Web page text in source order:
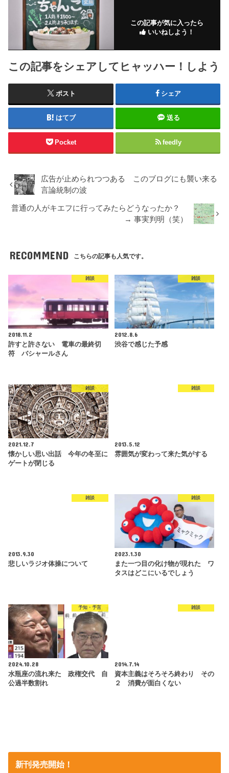
この記事が気に入ったら
いいねしよう！
この記事をシェアしてヒャッハー！しよう
ポスト シェア
はてブ 送る
Pocket feedly
広告が止められつつある このブログにも襲い来る
言論統制の波
普通の人がキエフに行ってみたらどうなったか？
→ 事実判明（笑）
RECOMMEND こちらの記事も人気です。
雑談
2018.11.2
許すと許さない 電車の最終切
符 バシャールさん
雑談
2012.8.6
渋谷で感じた予感
雑談
2021.12.7
懐かしい思い出話 今年の冬至に
ゲートが閉じる
雑談
2013.5.12
雰囲気が変わって来た気がする
雑談
2013.9.30
悲しいラジオ体操について
雑談
2023.1.30
また一つ目の化け物が現れた ワ
タスはどこにいるでしょう
予知・予言
2024.10.28
水瓶座の流れ来た 政権交代 自
公過半数割れ
雑談
2014.7.14
資本主義はそろそろ終わり その
２ 消費が面白くない
新刊発売開始！